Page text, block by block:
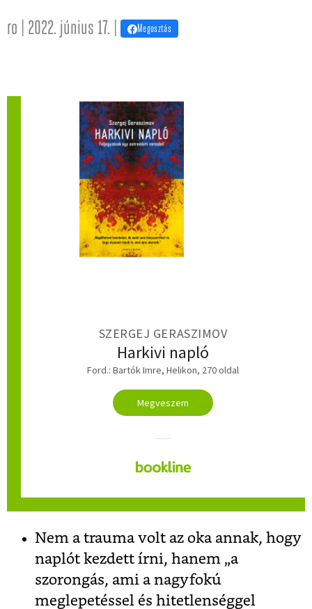
ro | 2022. június 17. | Megosztás
SZERGEJ GERASZIMOV
Harkivi napló
Ford.: Bartók Imre, Helikon, 270 oldal
Megveszem
Nem a trauma volt az oka annak, hogy
naplót kezdett írni, hanem „a
szorongás, ami a nagyfokú
meglepetéssel és hitetlenséggel